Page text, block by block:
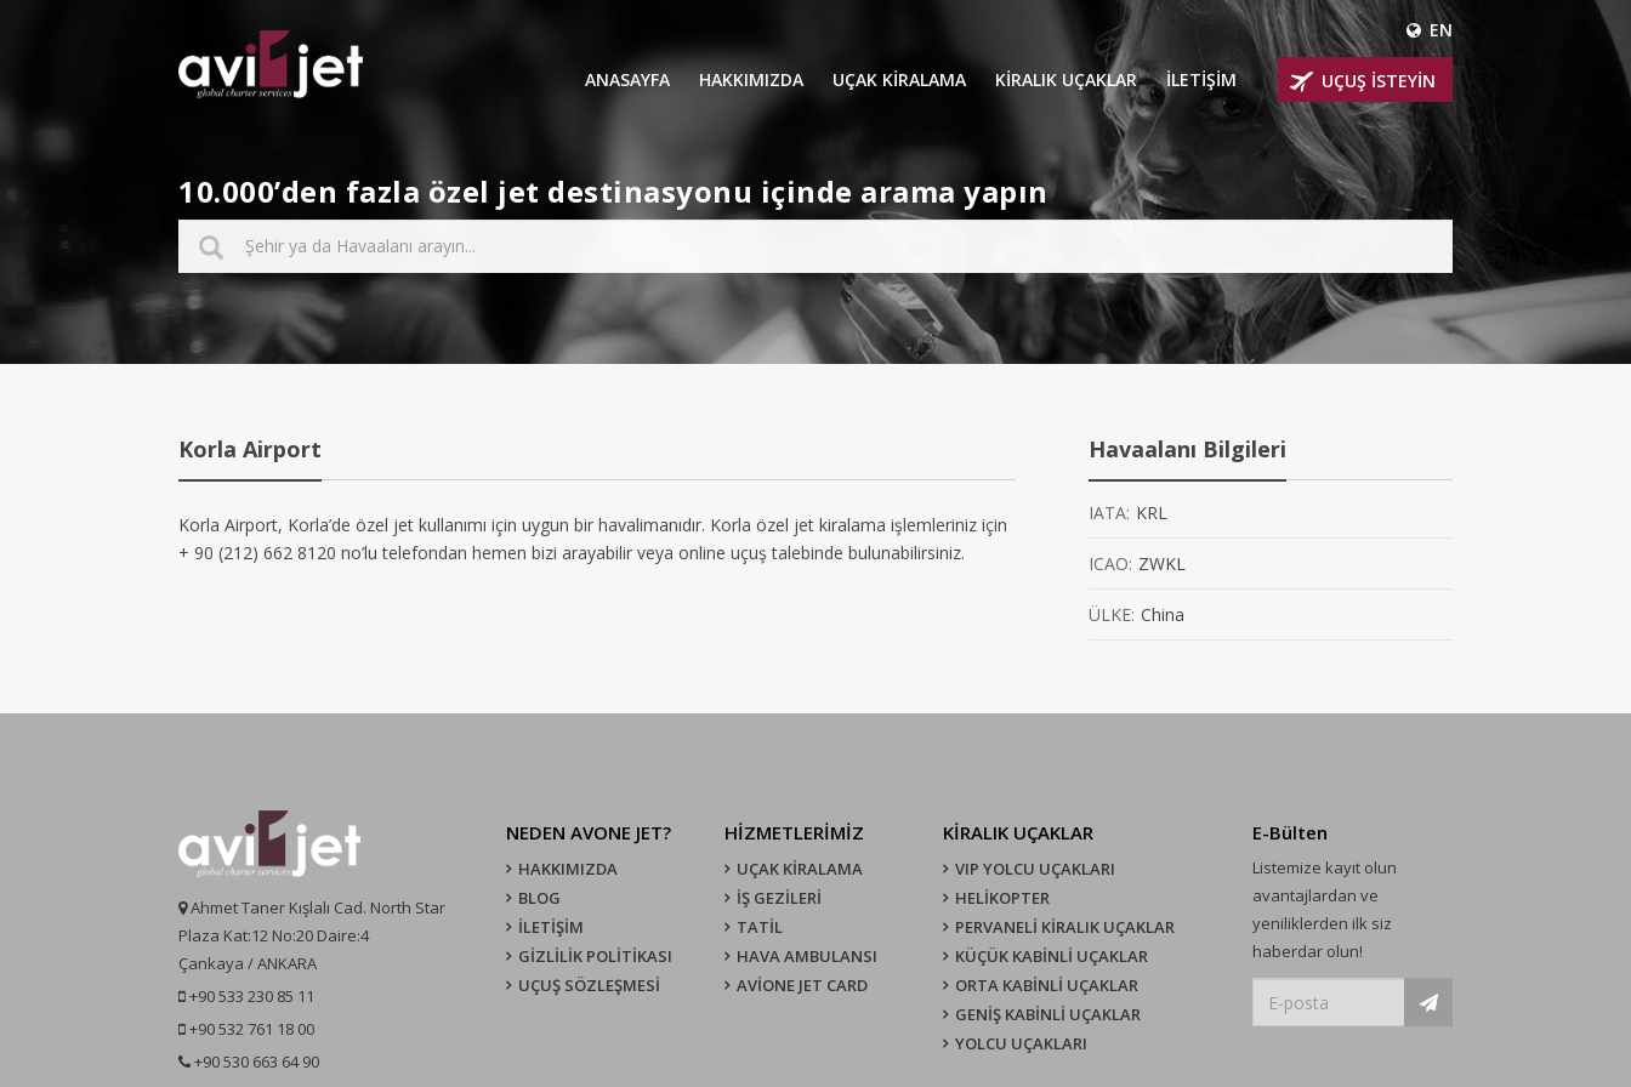
EN
ANASAYFA HAKKIMIZDA UÇAK KİRALAMA
İŞ GEZİLERİ TATİL
AVİONE JET CARD
KIRALIK UÇAKLAR
VIP YOLCU UÇAKLARI
HELİKOPTER
KÜÇÜK KABİNLİ UÇAKLAR
ORTA KABİNLİ UÇAKLAR
YOLCU UÇAKLARI
İLETİŞİM UÇUŞ İSTEYİN
10.000’den fazla özel jet destinasyonu içinde arama yapın
Korla Airport
Korla Airport, Korla’de özel jet kullanımı için uygun bir havalimanıdır. Korla özel jet kiralama işlemleriniz için
+ 90 (212) 662 8120 no’lu telefondan hemen bizi arayabilir veya online uçuş talebinde bulunabilirsiniz.
Havaalanı Bilgileri
IATA: KRL
ICAO: ZWKL
ÜLKE: China
Ahmet Taner Kışlalı Cad. North Star
Plaza Kat:12 No:20 Daire:4
Çankaya / ANKARA
+90 533 230 85 11
+90 532 761 18 00
+90 530 663 64 90
NEDEN AVONE JET?
HAKKIMIZDA
BLOG
İLETİŞİM
GİZLİLİK POLİTİKASI
UÇUŞ SÖZLEŞMESI
HİZMETLERİMİZ
UÇAK KIRALAMA
İŞ GEZİLERİ
TATİL
HAVA AMBULANSI
AVİONE JET CARD
KIRALIK UÇAKLAR
VIP YOLCU UÇAKLARI
HELİKOPTER
PERVANELİ KİRALIK UÇAKLAR
KÜÇÜK KABİNLİ UÇAKLAR
ORTA KABİNLİ UÇAKLAR
GENİŞ KABİNLİ UÇAKLAR
YOLCU UÇAKLARI
E-Bülten
Listemize kayıt olun
avantajlardan ve
yeniliklerden ilk siz
haberdar olun!